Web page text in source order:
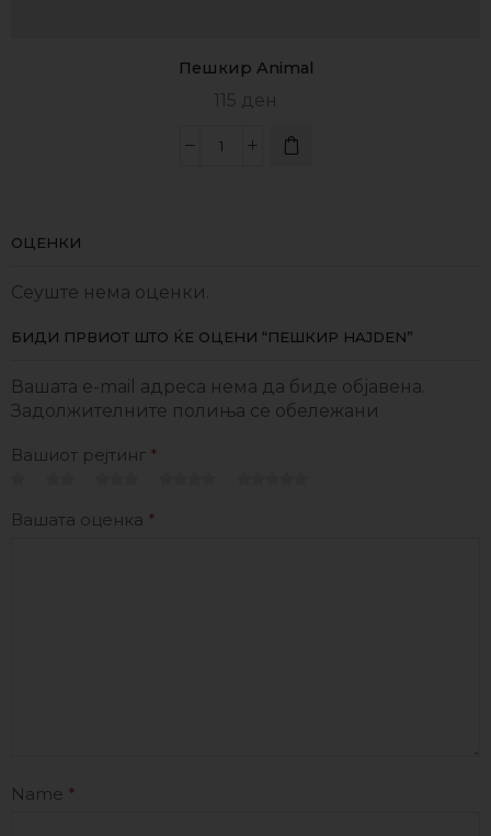
Пешкир Animal
115 ден
ОЦЕНКИ
Сеуште нема оценки.
БИДИ ПРВИОТ ШТО ЌЕ ОЦЕНИ “ПЕШКИР HAJDEN”
Вашата e-mail адреса нема да биде објавена.
Задолжителните полиња се обележани
Вашиот рејтинг *
Вашата оценка *
Name *